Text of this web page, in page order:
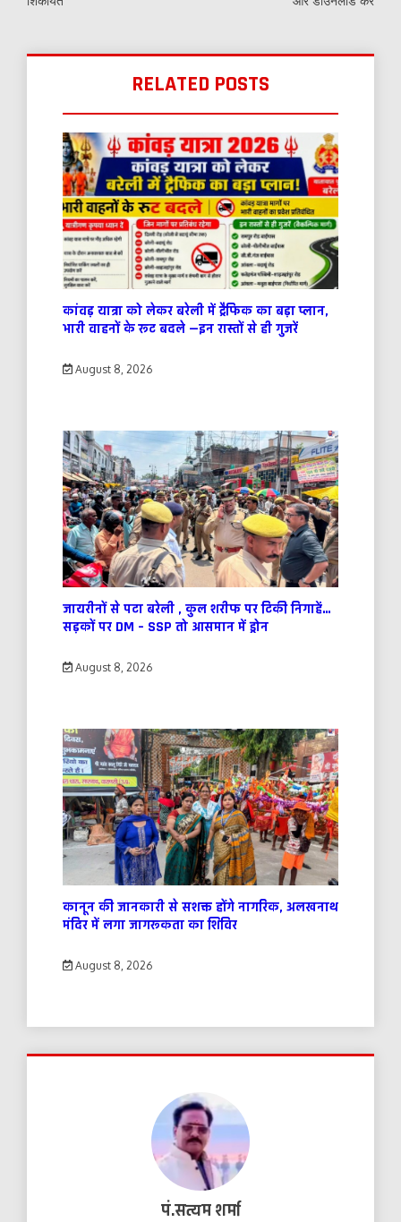
RELATED POSTS
कांवड़ यात्रा को लेकर बरेली में ट्रैफिक का बड़ा प्लान,
भारी वाहनों के रूट बदले —इन रास्तों से ही गुजरें
August 8, 2026
जायरीनों से पटा बरेली , कुल शरीफ पर टिकी निगाहें…
सड़कों पर DM – SSP तो आसमान में ड्रोन
August 8, 2026
कानून की जानकारी से सशक्त होंगे नागरिक, अलखनाथ
मंदिर में लगा जागरूकता का शिविर
August 8, 2026
पं.सत्यम शर्मा